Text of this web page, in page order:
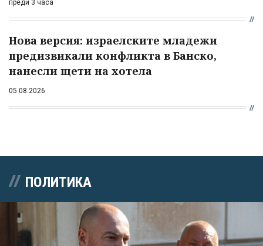
преди 3 часа
Нова версия: израелските младежи
предизвикали конфликта в Банско,
нанесли щети на хотела
05.08.2026
ПОЛИТИКА